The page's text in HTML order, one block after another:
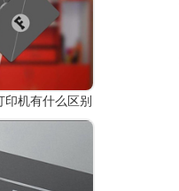
机有什么区别